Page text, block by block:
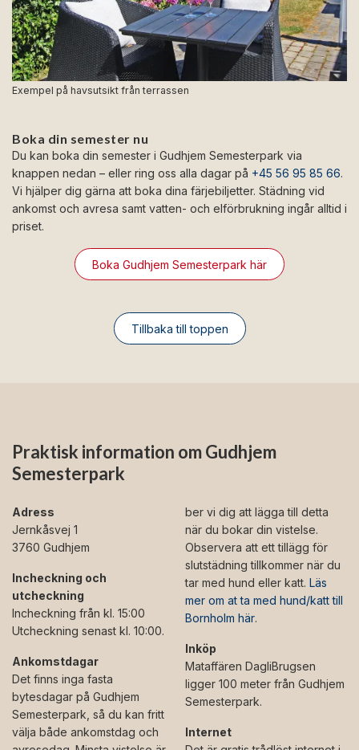
Exempel på havsutsikt från terrassen
Boka din semester nu
Du kan boka din semester i Gudhjem Semesterpark via
knappen nedan – eller ring oss alla dagar på +45 56 95 85 66.
Vi hjälper dig gärna att boka dina färjebiljetter. Städning vid
ankomst och avresa samt vatten- och elförbrukning ingår alltid i
priset.
Boka Gudhjem Semesterpark här
Tillbaka till toppen
Praktisk information om Gudhjem
Semesterpark
Adress
Jernkåsvej 1
3760 Gudhjem
Incheckning och
utcheckning
Incheckning från kl. 15:00
Utcheckning senast kl. 10:00.
Ankomstdagar
Det finns inga fasta
bytesdagar på Gudhjem
Semesterpark, så du kan fritt
välja både ankomstdag och
ber vi dig att lägga till detta
när du bokar din vistelse.
Observera att ett tillägg för
slutstädning tillkommer när du
tar med hund eller katt. Läs
mer om at ta med hund/katt till
Bornholm här.
Inköp
Mataffären DagliBrugsen
ligger 100 meter från Gudhjem
Semesterpark.
Internet